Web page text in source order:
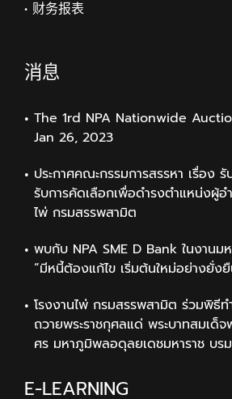
• 财务报表
消息
The 1rd NPA Nationwide
Jan 26, 2023
ประกาศคณะกรรมการสรรหา เรื่อง
รับการคัดเลือกเพื่อดำรงตำแหน่งผู้อ
ไพ่ กรมสรรพสามิต
พบกับ NPA SME D Bank ในงานม
“มีหนี้ต้องแก้ไข เริ่มต้นใหม่อย่างยั่ง
โรงงานไพ่ กรมสรรพสามิต ร่วมพิธี
ถวายพระราชกุศลแด่ พระบาทสมเด็จ
ศร มหาภูมิพลอดุลยเดชมหาราช บร
E-LEARNING